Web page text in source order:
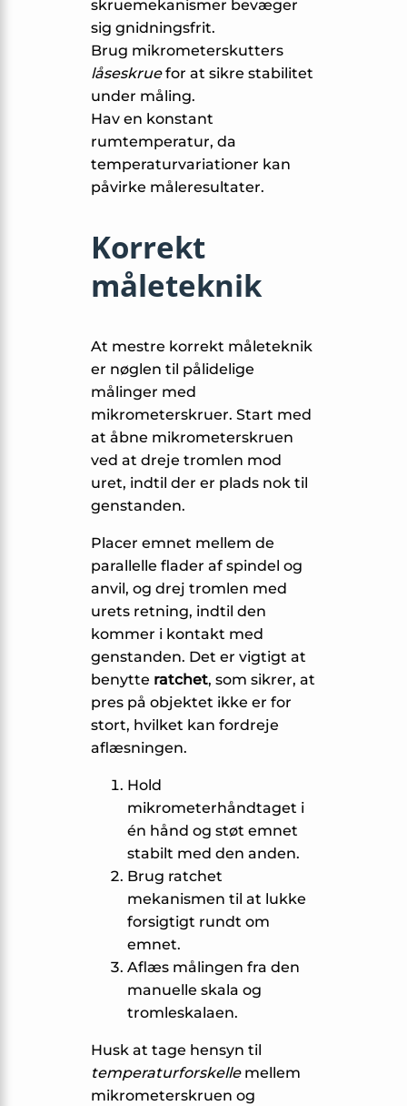
skruemekanismer bevæger
sig gnidningsfrit.
Brug mikrometerskutters
låseskruefor at sikre stabilitet
under måling.
Hav en konstant
rumtemperatur, da
temperaturvariationer kan
påvirke måleresultater.
Korrekt
måleteknik
At mestre korrekt måleteknik
er nøglen til pålidelige
målinger med
mikrometerskruer. Start med
at åbne mikrometerskruen
ved at dreje tromlen mod
uret, indtil der er plads nok til
genstanden.
Placer emnet mellem de
parallelle flader af spindel og
anvil, og drej tromlen med
urets retning, indtil den
kommer i kontakt med
genstanden. Det er vigtigt at
benytte ratchet, som sikrer, at
pres på objektet ikke er for
stort, hvilket kan fordreje
aflæsningen.
Hold
mikrometerhåndtaget i
én hånd og støt emnet
stabilt med den anden.
Brug ratchet
mekanismen til at lukke
forsigtigt rundt om
emnet.
Aflæs målingen fra den
manuelle skala og
tromleskalaen.
Husk at tage hensyn til
temperaturforskellemellem
mikrometerskruen og